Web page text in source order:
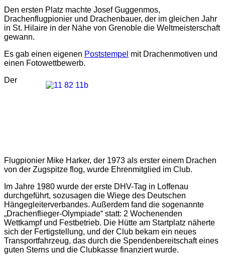
Den ersten Platz machte Josef Guggenmos,
Drachenflugpionier und Drachenbauer, der im gleichen Jahr
in St. Hilaire in der Nähe von Grenoble die Weltmeisterschaft
gewann.
Es gab einen eigenen Poststempel mit Drachenmotiven und
einen Fotowettbewerb.
Der
Flugpionier Mike Harker, der 1973 als erster einem Drachen
von der Zugspitze flog, wurde Ehrenmitglied im Club.
Im Jahre 1980 wurde der erste DHV-Tag in Loffenau
durchgeführt, sozusagen die Wiege des Deutschen
Hängegleiterverbandes. Außerdem fand die sogenannte
„Drachenflieger-Olympiade“ statt: 2 Wochenenden
Wettkampf und Festbetrieb. Die Hütte am Startplatz näherte
sich der Fertigstellung, und der Club bekam ein neues
Transportfahrzeug, das durch die Spendenbereitschaft eines
guten Sterns und die Clubkasse finanziert wurde.